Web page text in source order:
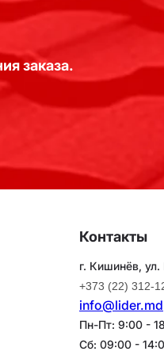
заказа.
Контакты
г. Кишинёв,
+373 (22) 312-
info@lider.md
Пн-Пт: 9:00 -
Сб: 09:00 -